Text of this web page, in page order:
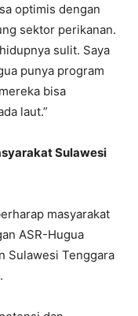
optimis dengan
sektor perikanan.
sulit. Saya
punya program
bisa
laut.”
Sulawesi
masyarakat
ASR-Hugua
Sulawesi Tenggara